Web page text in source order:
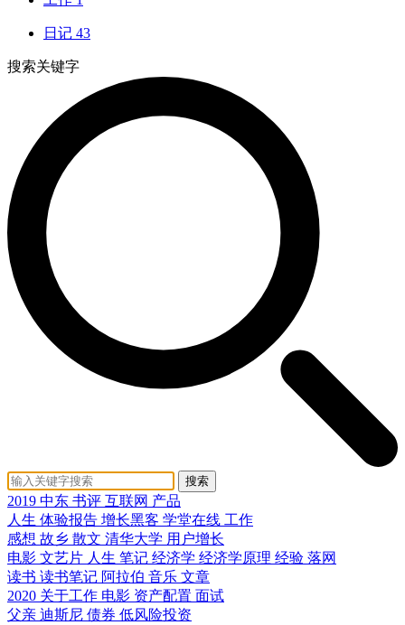
日记 43
搜索关键字
搜索
2019 中东 书评 互联网 产品
人生 体验报告 增长黑客 学堂在线 工作
感想 故乡 散文 清华大学 用户增长
电影 文艺片 人生 笔记 经济学 经济学原理 经验 落网
读书 读书笔记 阿拉伯 音乐 文章
2020 关于工作 电影 资产配置 面试
父亲 迪斯尼 债券 低风险投资